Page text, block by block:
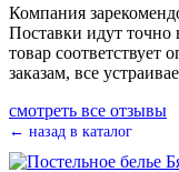
Компания
Поставки идут точно
товар
заказам, все
смотреть все отзывы
← назад в каталог